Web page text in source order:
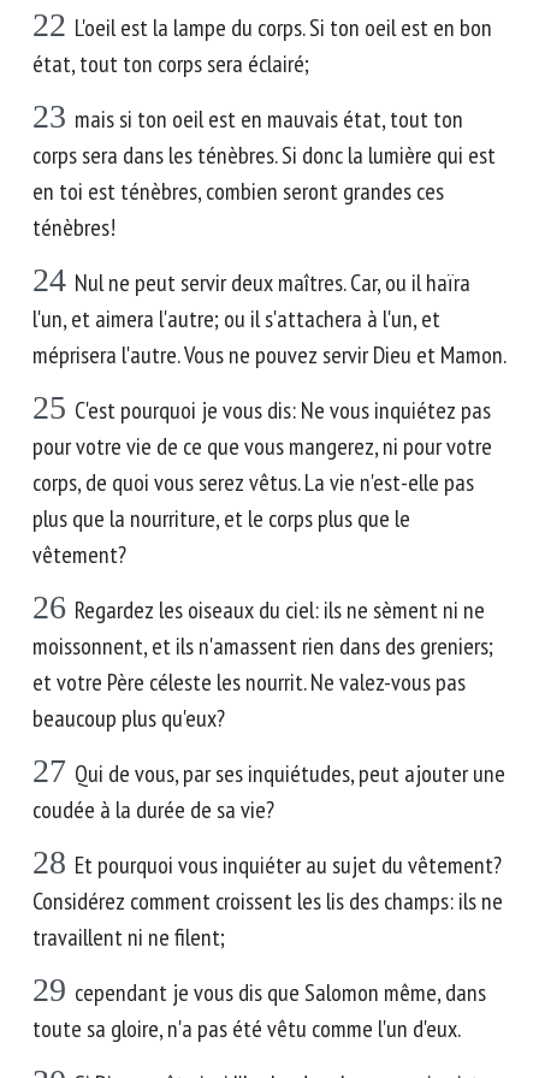
22 L'oeil est la lampe du corps. Si ton oeil est en bon
état, tout ton corps sera éclairé;
23 mais si ton oeil est en mauvais état, tout ton
corps sera dans les ténèbres. Si donc la lumière qui est
en toi est ténèbres, combien seront grandes ces
ténèbres!
24 Nul ne peut servir deux maîtres. Car, ou il haïra
l'un, et aimera l'autre; ou il s'attachera à l'un, et
méprisera l'autre. Vous ne pouvez servir Dieu et Mamon.
25 C'est pourquoi je vous dis: Ne vous inquiétez pas
pour votre vie de ce que vous mangerez, ni pour votre
corps, de quoi vous serez vêtus. La vie n'est-elle pas
plus que la nourriture, et le corps plus que le
vêtement?
26 Regardez les oiseaux du ciel: ils ne sèment ni ne
moissonnent, et ils n'amassent rien dans des greniers;
et votre Père céleste les nourrit. Ne valez-vous pas
beaucoup plus qu'eux?
27 Qui de vous, par ses inquiétudes, peut ajouter une
coudée à la durée de sa vie?
28 Et pourquoi vous inquiéter au sujet du vêtement?
Considérez comment croissent les lis des champs: ils ne
travaillent ni ne filent;
29 cependant je vous dis que Salomon même, dans
toute sa gloire, n'a pas été vêtu comme l'un d'eux.